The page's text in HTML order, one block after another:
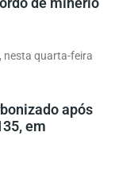
nesta quarta-feira
após
em